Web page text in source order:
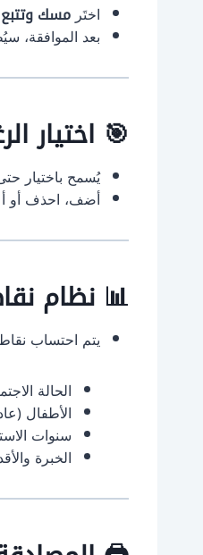
اختَرمسك
بعد الموافقة،
🎯 اختيار
يُسمح باختيار
أضف، احذف أو
📊 نظام
يتم احتساب
الحالة
الأطفال
سنوات
الخبرة